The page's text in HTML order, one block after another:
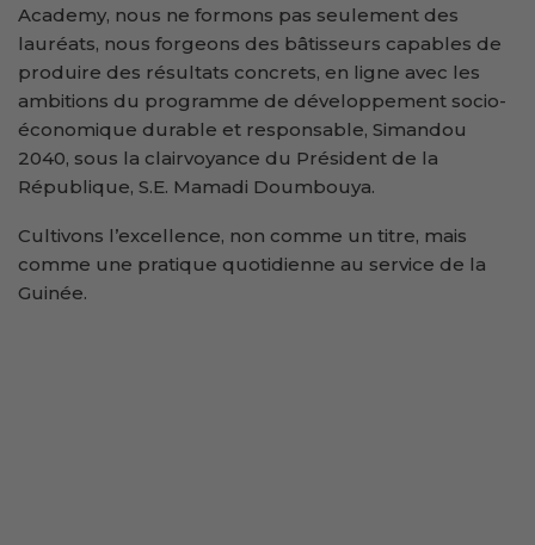
Academy, nous ne formons pas seulement des
lauréats, nous forgeons des bâtisseurs capables de
produire des résultats concrets, en ligne avec les
ambitions du programme de développement socio-
économique durable et responsable, Simandou
2040, sous la clairvoyance du Président de la
République, S.E. Mamadi Doumbouya.
Cultivons l’excellence, non comme un titre, mais
comme une pratique quotidienne au service de la
Guinée.